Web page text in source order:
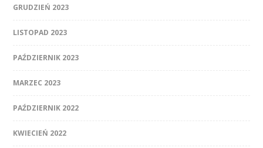
GRUDZIEŃ 2023
LISTOPAD 2023
PAŹDZIERNIK 2023
MARZEC 2023
PAŹDZIERNIK 2022
KWIECIEŃ 2022